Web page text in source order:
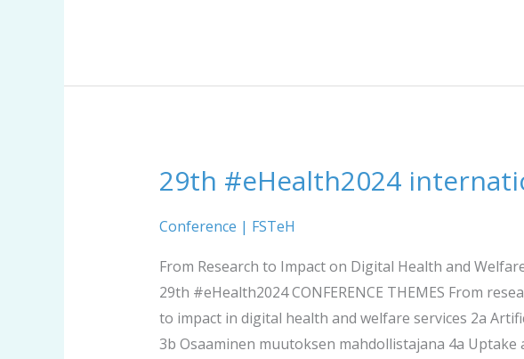
29th #eHealth2024
Conference | FSTeH
From Research to Impact on Digital Health and
29th #eHealth2024 CONFERENCE THEMES From
to impact in digital health and welfare services 2a
3b Osaaminen muutoksen mahdollistajana 4a
29th
international
2024